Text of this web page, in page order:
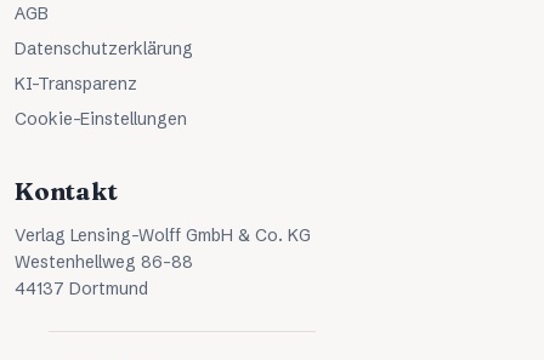
AGB
Datenschutzerklärung
KI-Transparenz
Cookie-Einstellungen
Kontakt
Verlag Lensing-Wolff GmbH & Co. KG
Westenhellweg 86-88
44137 Dortmund